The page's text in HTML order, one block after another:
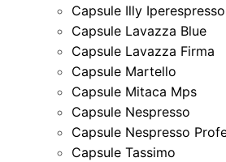
Capsule Illy Iperespresso
Capsule Lavazza Blue
Capsule Lavazza Firma
Capsule Martello
Capsule Mitaca Mps
Capsule Nespresso
Capsule Nespresso
Capsule Tassimo